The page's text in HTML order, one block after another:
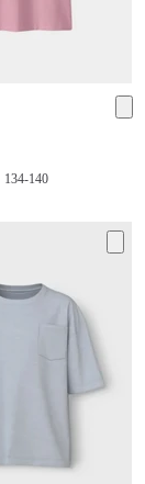
134-140